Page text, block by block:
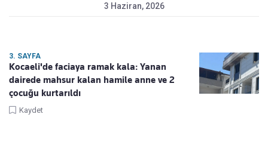
3 Haziran, 2026
3. SAYFA
Kocaeli'de faciaya ramak kala: Yanan
dairede mahsur kalan hamile anne ve 2
çocuğu kurtarıldı
Kaydet